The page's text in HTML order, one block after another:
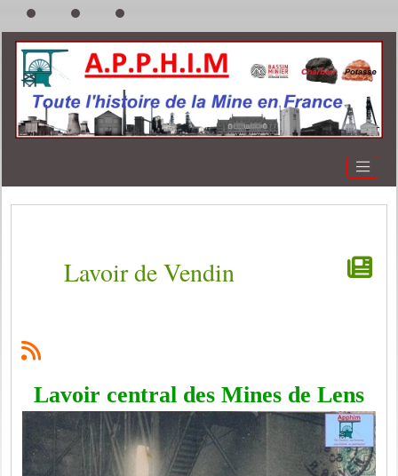
Lavoir de Vendin
Lavoir central des Mines de Lens